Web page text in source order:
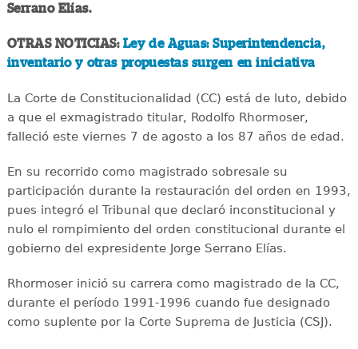
Serrano Elías.
OTRAS NOTICIAS: Ley de Aguas: Superintendencia,
inventario y otras propuestas surgen en iniciativa
La Corte de Constitucionalidad (CC) está de luto, debido
a que el exmagistrado titular, Rodolfo Rhormoser,
falleció este viernes 7 de agosto a los 87 años de edad.
En su recorrido como magistrado sobresale su
participación durante la restauración del orden en 1993,
pues integró el Tribunal que declaró inconstitucional y
nulo el rompimiento del orden constitucional durante el
gobierno del expresidente Jorge Serrano Elías.
Rhormoser inició su carrera como magistrado de la CC,
durante el período 1991-1996 cuando fue designado
como suplente por la Corte Suprema de Justicia (CSJ).